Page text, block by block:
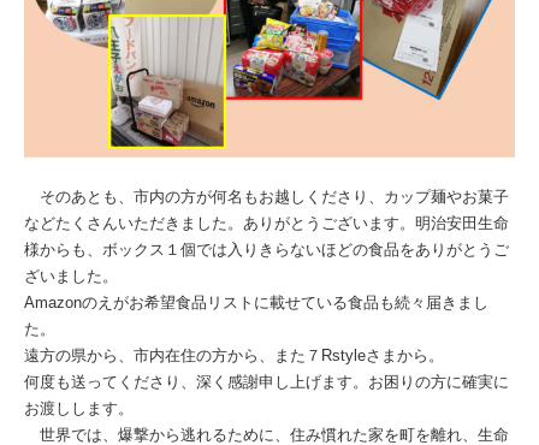
そのあとも、市内の方が何名もお越しくださり、カップ麺やお菓子
などたくさんいただきました。ありがとうございます。明治安田生命
様からも、ボックス１個では入りきらないほどの食品をありがとうご
ざいました。
Amazonのえがお希望食品リストに載せている食品も続々届きまし
た。
遠方の県から、市内在住の方から、また７Rstyleさまから。
何度も送ってくださり、深く感謝申し上げます。お困りの方に確実に
お渡しします。
世界では、爆撃から逃れるために、住み慣れた家を町を離れ、生命